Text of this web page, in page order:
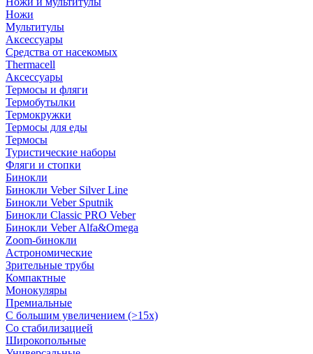
Ножи
Мультитулы
Аксессуары
Средства от насекомых
Thermacell
Аксессуары
Термосы и фляги
Термобутылки
Термокружки
Термосы для еды
Термосы
Туристические наборы
Фляги и стопки
Бинокли
Бинокли Veber Silver Line
Бинокли Veber Sputnik
Бинокли Classic PRO Veber
Бинокли Veber Alfa&Omega
Zoom-бинокли
Астрономические
Зрительные трубы
Компактные
Монокуляры
Премиальные
С большим увеличением (>15x)
Со стабилизацией
Широкопольные